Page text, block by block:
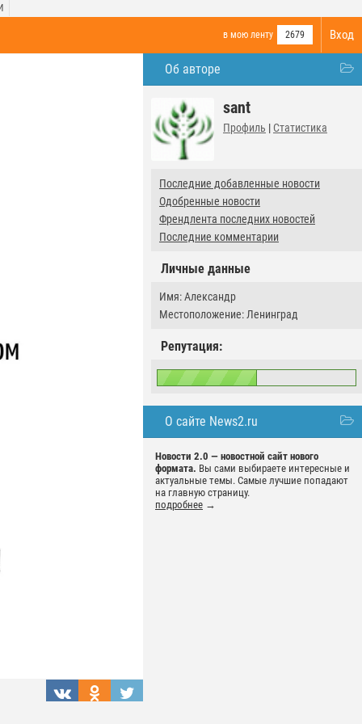
Вход
в мою ленту 2679
Об авторе
sant
Профиль | Статистика
Последние добавленные новости
Одобренные новости
Френдлента последних новостей
Последние комментарии
Личные данные
Имя: Александр
Местоположение: Ленинград
Репутация:
О сайте News2.ru
Новости 2.0 — новостной сайт нового
формата. Вы сами выбираете интересные и
актуальные темы. Самые лучшие попадают
на главную страницу.
подробнее →